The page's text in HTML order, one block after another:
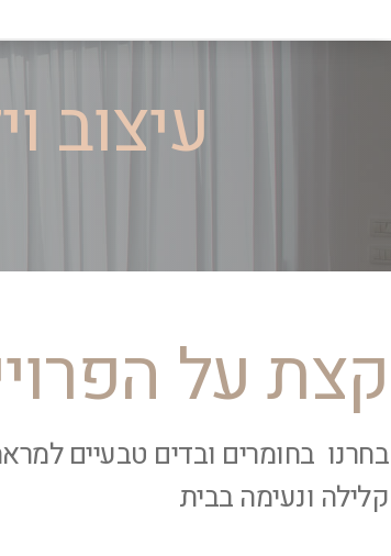
עיצוב
קצת על
בחרנו בחומרים ובדים טבעיים
קלילה ונעימה בבית